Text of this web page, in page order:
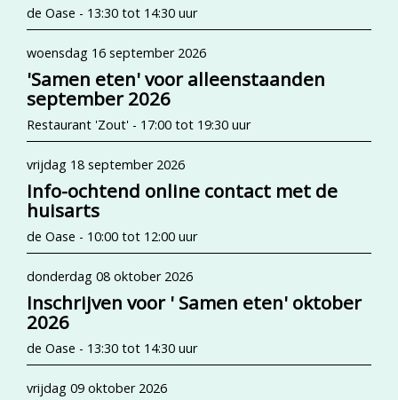
de Oase - 13:30 tot 14:30 uur
woensdag 16 september 2026
'Samen eten' voor alleenstaanden
september 2026
Restaurant 'Zout' - 17:00 tot 19:30 uur
vrijdag 18 september 2026
Info-ochtend online contact met de
huisarts
de Oase - 10:00 tot 12:00 uur
donderdag 08 oktober 2026
Inschrijven voor ' Samen eten' oktober
2026
de Oase - 13:30 tot 14:30 uur
vrijdag 09 oktober 2026